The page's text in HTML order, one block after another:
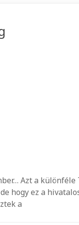
Azt a
hogy ez a
a